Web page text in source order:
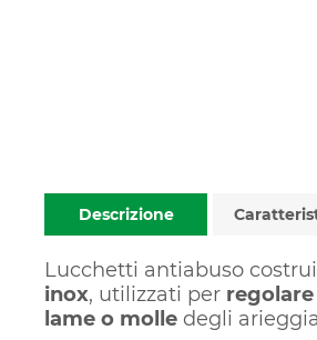
Descrizione
Lucchetti antiabuso
inox, utilizzati per
lame o molle degli